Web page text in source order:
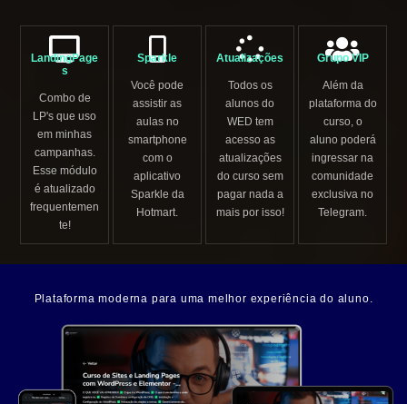
LandingPage
s
Combo de
LP's que uso
em minhas
campanhas.
Esse módulo
é atualizado
frequentemen
te!
Sparkle
Você pode
assistir as
aulas no
smartphone
com o
aplicativo
Sparkle da
Hotmart.
Atualizações
Todos os
alunos do
WED tem
acesso as
atualizações
do curso sem
pagar nada a
mais por isso!
Grupo VIP
Além da
plataforma do
curso, o
aluno poderá
ingressar na
comunidade
exclusiva no
Telegram.
Plataforma moderna para uma melhor experiência do aluno.